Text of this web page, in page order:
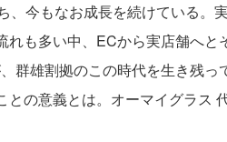
、今もなお成長を続けている。
れも多い中、ECから実店舗へと
群雄割拠のこの時代を生き残
との意義とは。オーマイグラス